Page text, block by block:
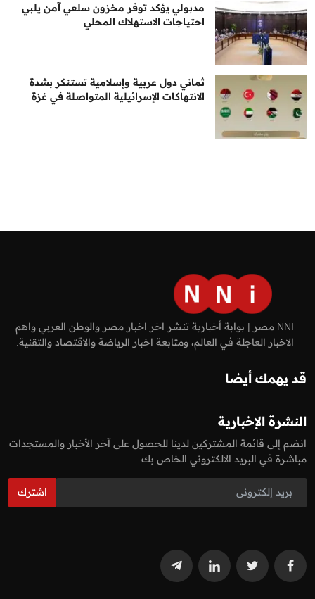
مدبولي يؤكد توفر مخزون سلعي آمن يلبي
احتياجات الاستهلاك المحلي
ثماني دول عربية وإسلامية تستنكر بشدة
الانتهاكات الإسرائيلية المتواصلة في غزة
NNI مصر | بوابة أخبارية تنشر اخر اخبار مصر والوطن العربي واهم
الاخبار العاجلة في العالم، ومتابعة اخبار الرياضة والاقتصاد والتقنية.
قد يهمك أيضا
النشرة الإخبارية
انضم إلى قائمة المشتركين لدينا للحصول على آخر الأخبار والمستجدات
مباشرة في البريد الالكتروني الخاص بك
اشترك